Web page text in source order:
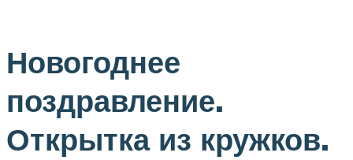
Новогоднее
поздравление.
Открытка из кружков.